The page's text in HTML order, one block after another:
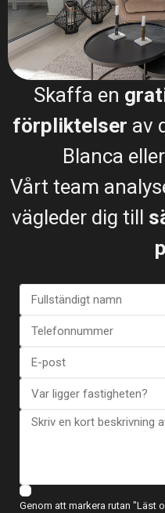
Jag samtycker till GDPR-
Planritningar
Skaffa en
förpliktelser av
Blanca
Vårt team
vägleder dig till
Genom att markera rutan "Läst